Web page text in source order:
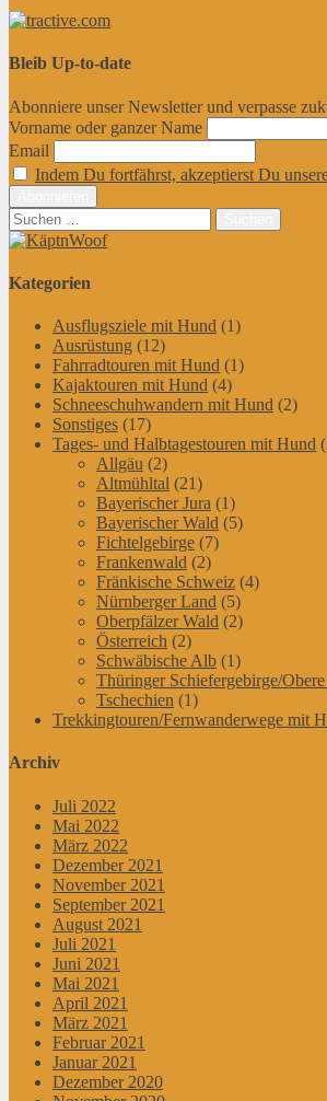
Bleib Up-to-date
Abonniere unser Newsletter und verpasse
Vorname oder ganzer Name
Email
Indem Du fortfährst, akzeptierst Du
Suchen
nach:
Kategorien
Ausflugsziele mit Hund (1)
Ausrüstung (12)
Fahrradtouren mit Hund (1)
Kajaktouren mit Hund (4)
Schneeschuhwandern mit Hund (2)
Sonstiges (17)
Tages- und Halbtagestouren mit Hund
Allgäu (2)
Altmühltal (21)
Bayerischer Jura (1)
Bayerischer Wald (5)
Fichtelgebirge (7)
Frankenwald (2)
Fränkische Schweiz (4)
Nürnberger Land (5)
Oberpfälzer Wald (2)
Österreich (2)
Schwäbische Alb (1)
Thüringer Schiefergebirge/Obere
Tschechien (1)
Trekkingtouren/Fernwanderwege mit
Archiv
Juli 2022
Mai 2022
März 2022
Dezember 2021
November 2021
September 2021
August 2021
Juli 2021
Juni 2021
Mai 2021
April 2021
März 2021
Februar 2021
Januar 2021
Dezember 2020